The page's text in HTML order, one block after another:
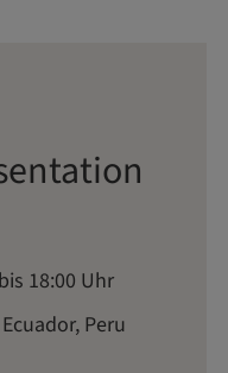
18:00 Uhr
Peru